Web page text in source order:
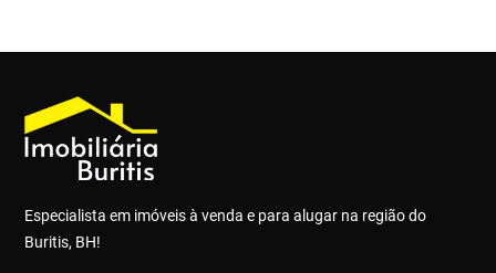
Especialista em imóveis à venda e para alugar na região do
Buritis, BH!